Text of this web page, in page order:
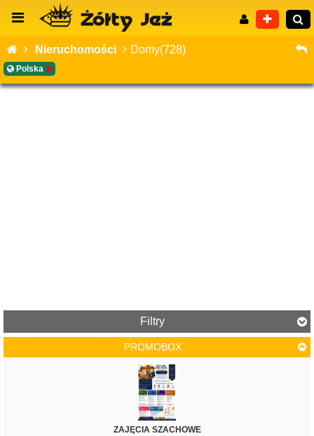
Nieruchomości Domy(728)
Polska
Filtry
PROMOBOX
ZAJĘCIA SZACHOWE